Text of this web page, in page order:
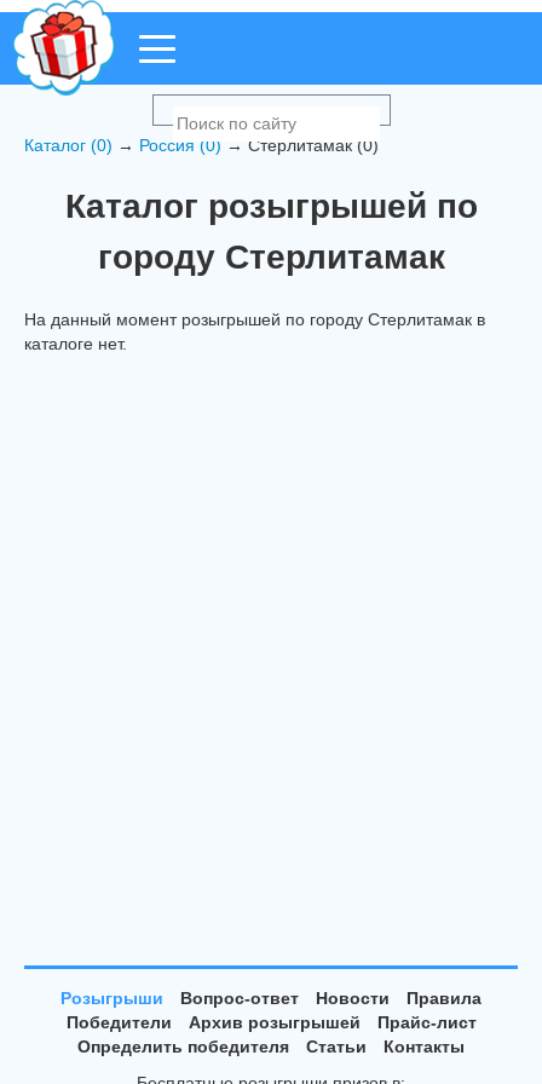
Каталог (0) → Россия (0) → Стерлитамак (0)
Каталог розыгрышей по
городу Стерлитамак
На данный момент розыгрышей по городу Стерлитамак в
каталоге нет.
Розыгрыши Вопрос-ответ Новости
Правила
Победители
Архив розыгрышей
Прайс-лист
Определить победителя
Статьи
Контакты